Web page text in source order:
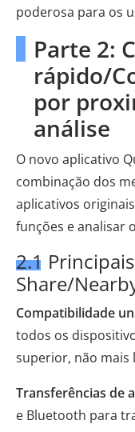
poderosa para os
Parte 2:
rápido/
por
análise
O novo aplicativo
combinação dos
aplicativos
funções e analisar
2.1
Share/
Compatibilidade
todos os
superior, não mais
Transferências de
e Bluetooth para